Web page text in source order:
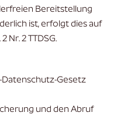
Bereitstellung
ist, erfolgt dies auf
Nr. 2 TTDSG.
Gesetz
und den Abruf